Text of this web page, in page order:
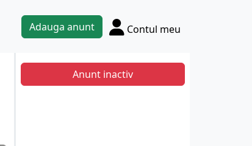
Adauga anunt Contul meu
Anunt inactiv